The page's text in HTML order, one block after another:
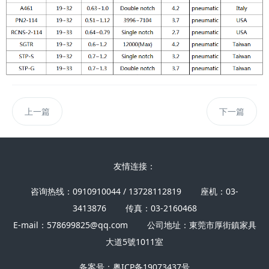
上一篇 下一篇
友情连接：
咨询热线：0910910044 / 13728112819 座机：03-
3413876 传真：03-2160468
E-mail：578699825@qq.com 公司地址：東莞市厚街鎮家具
大道5號1011室